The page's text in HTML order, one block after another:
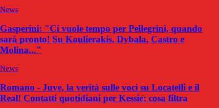
News
Gasperini: "Ci vuole tempo per Pellegrini, quando
sarà pronto! Su Koulierakis, Dybala, Castro e
Molina..."
News
Romano - Juve, la verità sulle voci su Locatelli e il
Real! Contatti quotidiani per Kessie: cosa filtra